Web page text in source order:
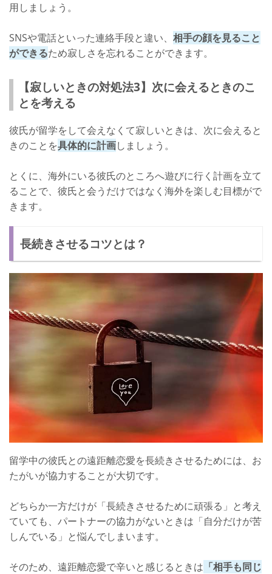
用しましょう。
SNSや電話といった連絡手段と違い、 相手の顔を見ること
ができるため寂しさを忘れることができます。
【寂しいときの対処法3】次に会えるときのこ
とを考える
彼氏が留学をして会えなくて寂しいときは、次に会えると
きのことを具体的に計画しましょう。
とくに、海外にいる彼氏のところへ遊びに行く計画を立て
ることで、彼氏と会うだけではなく海外を楽しむ目標がで
きます。
長続きさせるコツとは？
留学中の彼氏との遠距離恋愛を長続きさせるためには、お
たがいが協力することが大切です。
どちらか一方だけが「長続きさせるために頑張る」と考え
ていても、パートナーの協力がないときは「自分だけが苦
しんでいる」と悩んでしまいます。
そのため、遠距離恋愛で辛いと感じるときは 「相手も同じ